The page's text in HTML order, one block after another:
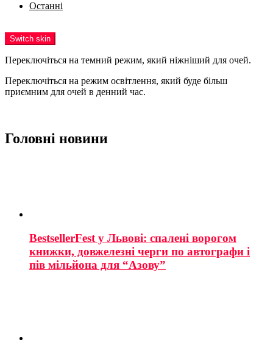
Останні
Switch skin
Переключіться на темний режим, який ніжніший для очей.
Переключіться на режим освітлення, який буде більш
приємним для очей в денний час.
Головні новини
BestsellerFest у Львові: спалені ворогом
книжки, довжелезні черги по автографи і
пів мільйона для “Азову”